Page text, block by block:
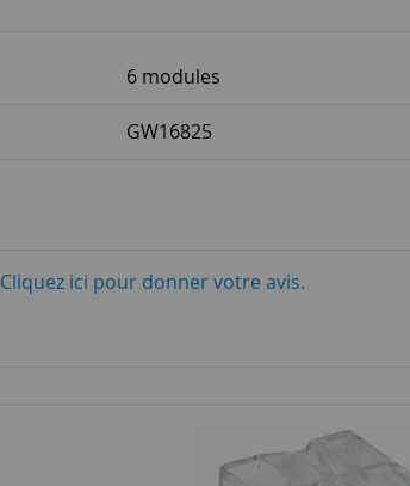
6 modules
GW16825
Cliquez ici pour donner votre avis.